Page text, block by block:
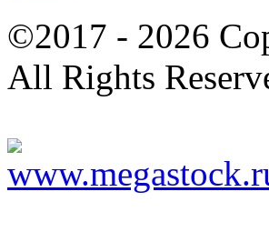
©2017 - 2026
All Rights